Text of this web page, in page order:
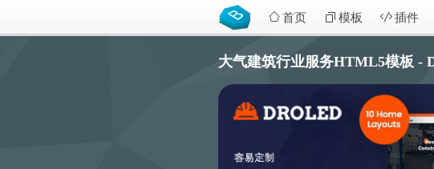
首页 模板 插件
大气建筑行业服务HTML5模板 -